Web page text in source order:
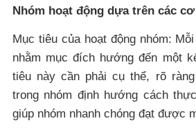
Nhóm hoạt động dựa trên các
Mục tiêu của hoạt động nhóm:
nhằm mục đích hướng đến một
tiêu này cần phải cụ thể, rõ
trong nhóm định hướng cách
giúp nhóm nhanh chóng đạt được